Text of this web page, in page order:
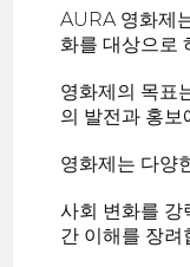
AURA 영화제
화를 대상으로
영화제의 목표
의 발전과 홍보
영화제는 다양
사회 변화를 강
간 이해를 장려